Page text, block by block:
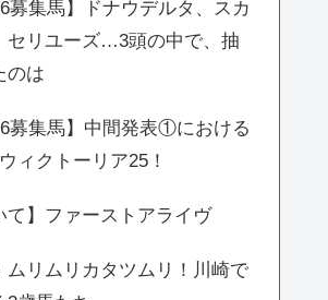
募集馬】ドナウデルタ、スカ
セリユーズ…3頭の中で、抽
のは
募集馬】中間発表①における
ィクトーリア25！
て】ファーストアライヴ
ムリムリカタツムリ！川崎で